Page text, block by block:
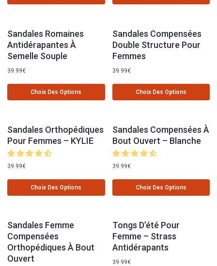
Sandales Romaines
Antidérapantes À
Semelle Souple
39.99€
Choix Des Options
Sandales Compensées
Double Structure Pour
Femmes
39.99€
Choix Des Options
Sandales Orthopédiques
Pour Femmes – KYLIE
39.99€
Choix Des Options
Sandales Compensées À
Bout Ouvert – Blanche
39.99€
Choix Des Options
Sandales Femme
Compensées
Orthopédiques À Bout
Ouvert
Tongs D’été Pour
Femme – Strass
Antidérapants
39.99€